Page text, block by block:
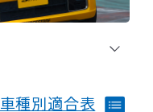
車種別適合表